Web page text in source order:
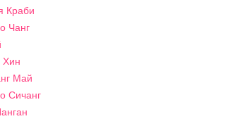
Краби
Чанг
Хин
Май
Сичанг